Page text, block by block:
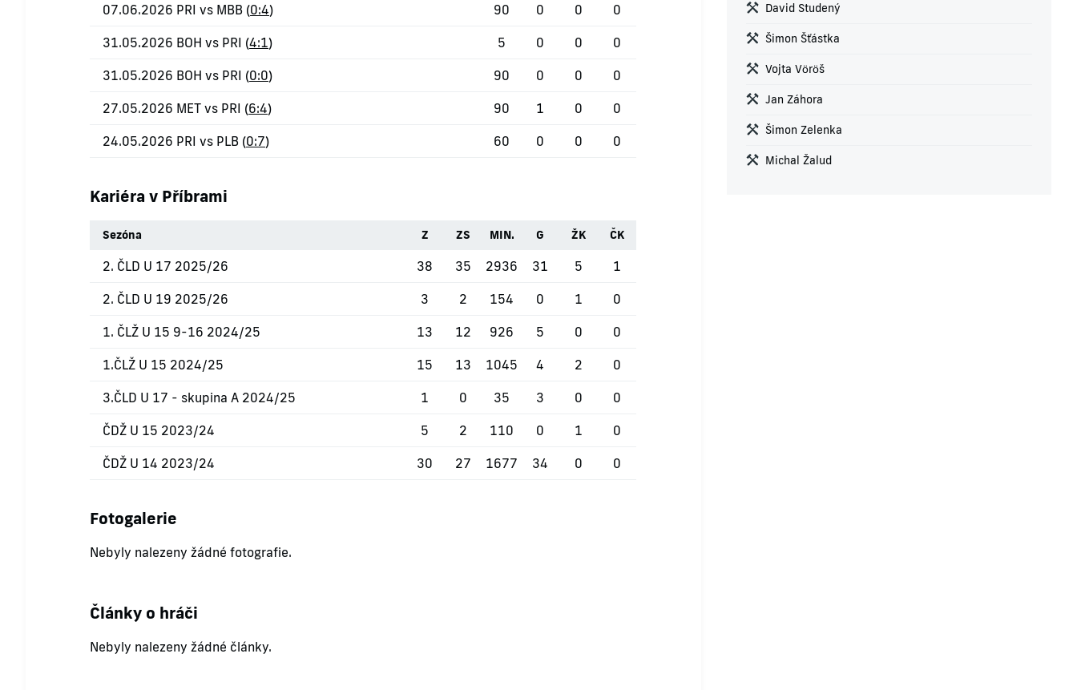
07.06.2026 PRI vs MBB (0:4) 90 0 0 0
31.05.2026 BOH vs PRI (4:1) 5 0 0 0
31.05.2026 BOH vs PRI (0:0) 90 0 0 0
27.05.2026 MET vs PRI (6:4) 90 1 0 0
24.05.2026 PRI vs PLB (0:7) 60 0 0 0
Kariéra v Příbrami
Sezóna Z ZS MIN. G ŽK ČK
2. ČLD U 17 2025/26 38 35 2936 31 5 1
2. ČLD U 19 2025/26 3 2 154 0 1 0
1. ČLŽ U 15 9-16 2024/25 13 12 926 5 0 0
1.ČLŽ U 15 2024/25 15 13 1045 4 2 0
3.ČLD U 17 - skupina A 2024/25 1 0 35 3 0 0
ČDŽ U 15 2023/24 5 2 110 0 1 0
ČDŽ U 14 2023/24 30 27 1677 34 0 0
Fotogalerie
Nebyly nalezeny žádné fotografie.
Články o hráči
Nebyly nalezeny žádné články.
David Studený
Šimon Šťástka
Vojta Vöröš
Jan Záhora
Šimon Zelenka
Michal Žalud